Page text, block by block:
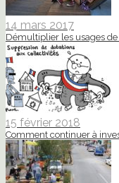
14 mars 2017
Démultiplier les usages de
15 février 2018
Comment continuer à